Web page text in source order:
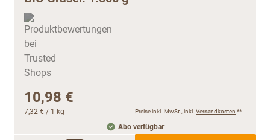
10,98 €
7,32 € / 1 kg Preise inkl. MwSt., inkl. Versandkosten **
Abo verfügbar